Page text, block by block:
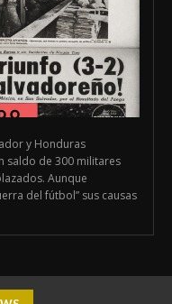
y Honduras
saldo de 300 militares
Aunque
del fútbol” sus causas